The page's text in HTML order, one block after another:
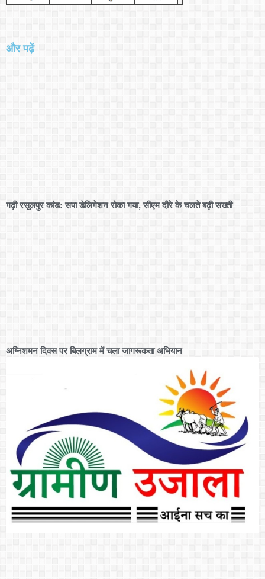
और पढ़ें
गढ़ी रसूलपुर कांड: सपा डेलिगेशन रोका गया, सीएम दौरे के चलते बढ़ी सख्ती
अग्निशमन दिवस पर बिलग्राम में चला जागरूकता अभियान